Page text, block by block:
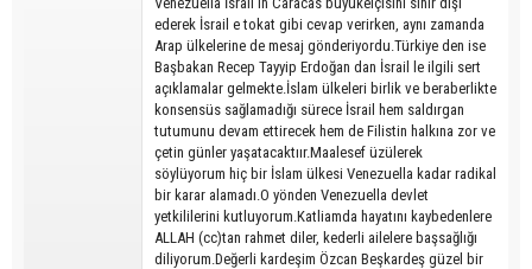
ederek İsrail e tokat gibi cevap verirken, aynı zamanda
Arap ülkelerine de mesaj gönderiyordu.Türkiye den ise
Başbakan Recep Tayyip Erdoğan dan İsrail le ilgili sert
açıklamalar gelmekte.İslam ülkeleri birlik ve beraberlikte
konsensüs sağlamadığı sürece İsrail hem saldırgan
tutumunu devam ettirecek hem de Filistin halkına zor ve
çetin günler yaşatacaktıır.Maalesef üzülerek
söylüyorum hiç bir İslam ülkesi Venezuella kadar radikal
bir karar alamadı.O yönden Venezuella devlet
yetkililerini kutluyorum.Katliamda hayatını kaybedenlere
ALLAH (cc)tan rahmet diler, kederli ailelere başsağlığı
diliyorum.Değerli kardeşim Özcan Beşkardeş güzel bir